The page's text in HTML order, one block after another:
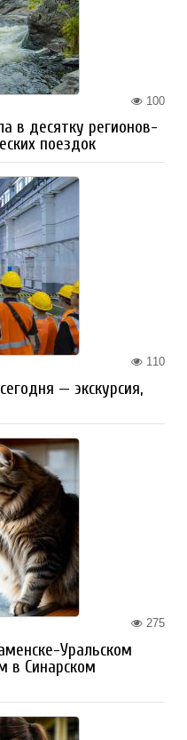
100
в десятку регионов-
поездок
110
— экскурсия,
275
Уральском
в Синарском